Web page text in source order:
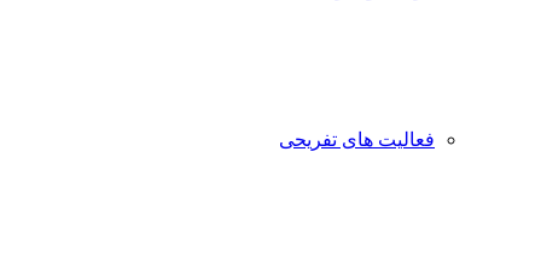
فعالیت های تفریحی